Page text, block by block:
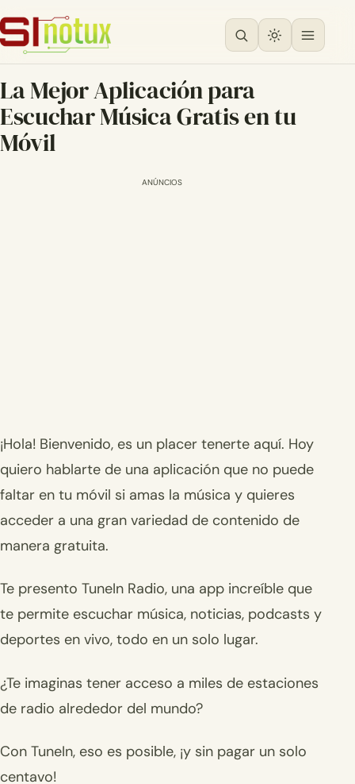
La Mejor Aplicación para
Escuchar Música Gratis en tu
Móvil
ANÚNCIOS
¡Hola! Bienvenido, es un placer tenerte aquí. Hoy
quiero hablarte de una aplicación que no puede
faltar en tu móvil si amas la música y quieres
acceder a una gran variedad de contenido de
manera gratuita.
Te presento TuneIn Radio, una app increíble que
te permite escuchar música, noticias, podcasts y
deportes en vivo, todo en un solo lugar.
¿Te imaginas tener acceso a miles de estaciones
de radio alrededor del mundo?
Con TuneIn, eso es posible, ¡y sin pagar un solo
centavo!